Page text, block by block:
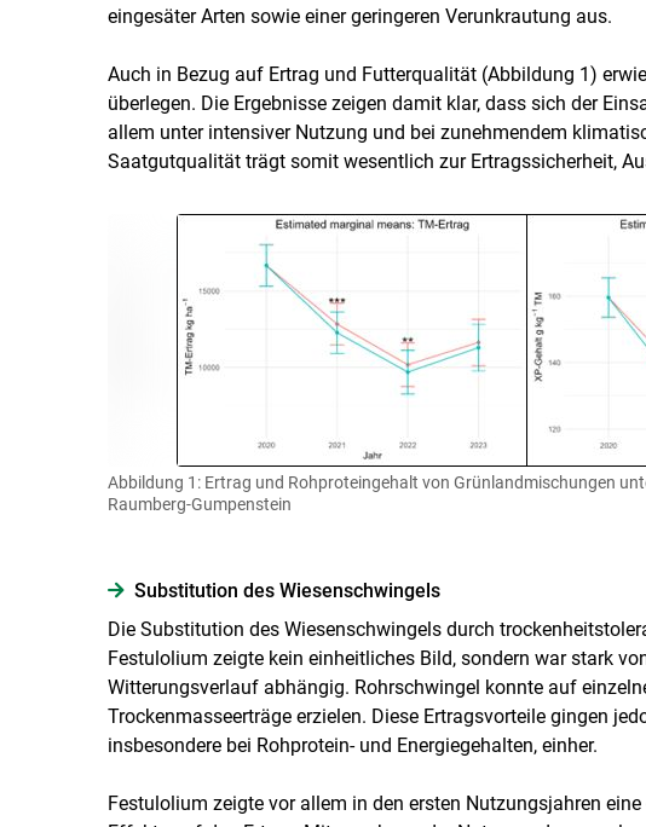
eingesäter Arten sowie einer geringeren Verunkrautung aus.
Auch in Bezug auf Ertrag und Futterqualität (Abbildung 1)
überlegen. Die Ergebnisse zeigen damit klar, dass sich der
allem unter intensiver Nutzung und bei zunehmendem
Saatgutqualität trägt somit wesentlich zur Ertragssicherheit,
Abbildung 1: Ertrag und Rohproteingehalt von Grünlandmischungen
Raumberg-Gumpenstein
Substitution des Wiesenschwingels
Die Substitution des Wiesenschwingels durch
Festulolium zeigte kein einheitliches Bild, sondern war stark
Witterungsverlauf abhängig. Rohrschwingel konnte auf
Trockenmasseerträge erzielen. Diese Ertragsvorteile gingen
insbesondere bei Rohprotein- und Energiegehalten, einher.
Festulolium zeigte vor allem in den ersten Nutzungsjahren